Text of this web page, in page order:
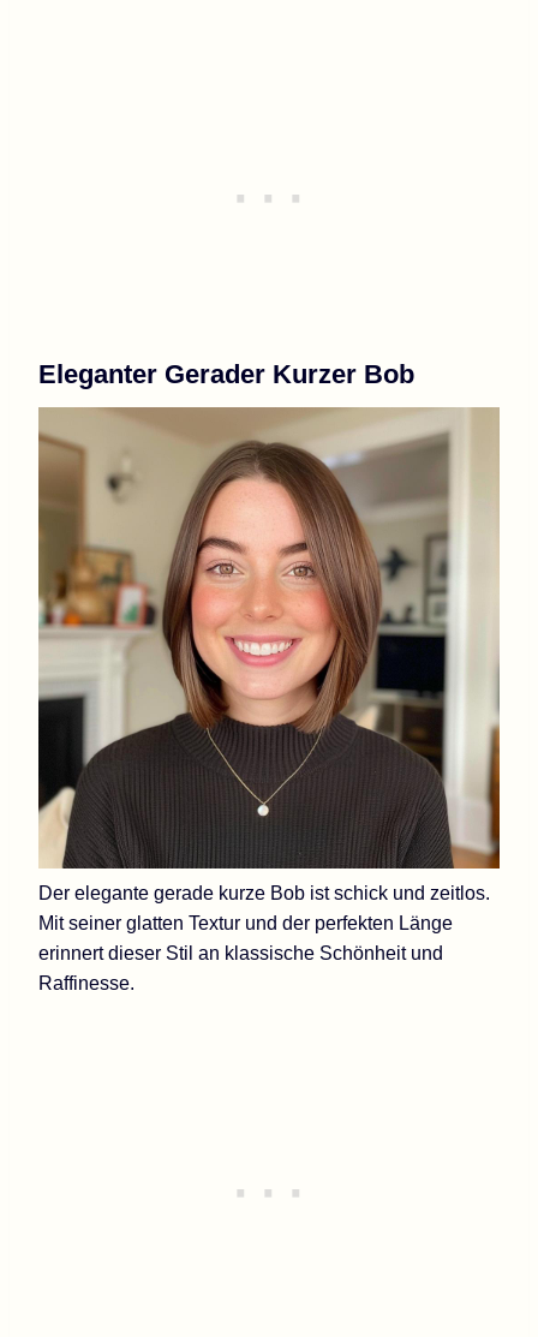
Eleganter Gerader Kurzer Bob
Der elegante gerade kurze Bob ist schick und zeitlos.
Mit seiner glatten Textur und der perfekten Länge
erinnert dieser Stil an klassische Schönheit und
Raffinesse.